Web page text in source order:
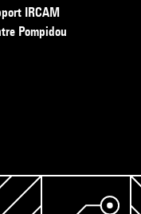
IRCAM
Pompidou